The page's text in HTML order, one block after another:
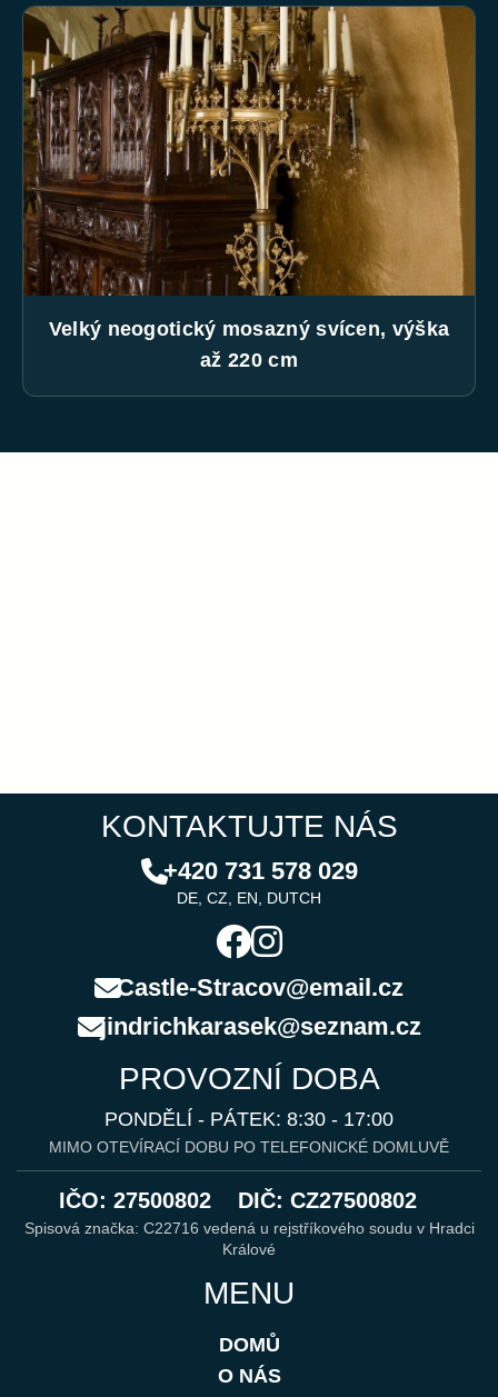
Velký neogotický mosazný svícen, výška
až 220 cm
KONTAKTUJTE NÁS
+420 731 578 029
DE, CZ, EN, DUTCH
Castle-Stracov@email.cz
jindrichkarasek@seznam.cz
PROVOZNÍ DOBA
PONDĚLÍ - PÁTEK: 8:30 - 17:00
MIMO OTEVÍRACÍ DOBU PO TELEFONICKÉ DOMLUVĚ
IČO: 27500802 DIČ: CZ27500802
Spisová značka: C22716 vedená u rejstříkového soudu v Hradci
Králové
MENU
DOMŮ
O NÁS